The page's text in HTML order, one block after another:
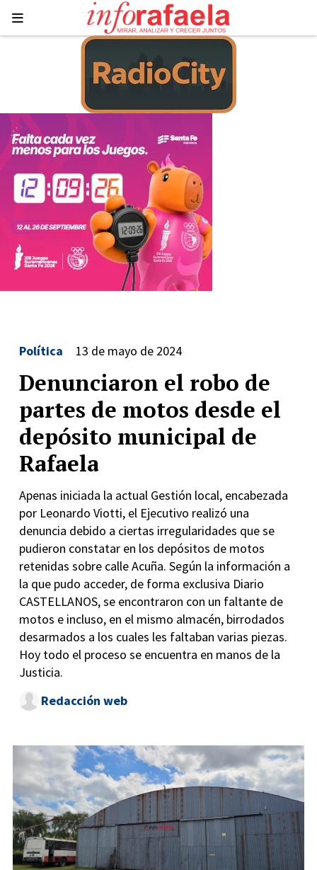
Denunciaron el robo de
partes de motos desde el
depósito municipal de
Rafaela
Apenas iniciada la actual Gestión local, encabezada
por Leonardo Viotti, el Ejecutivo realizó una
denuncia debido a ciertas irregularidades que se
pudieron constatar en los depósitos de motos
retenidas sobre calle Acuña. Según la información a
la que pudo acceder, de forma exclusiva Diario
CASTELLANOS, se encontraron con un faltante de
motos e incluso, en el mismo almacén, birrodados
desarmados a los cuales les faltaban varias piezas.
Hoy todo el proceso se encuentra en manos de la
Justicia.
Política 13 de mayo de 2024
Redacción web